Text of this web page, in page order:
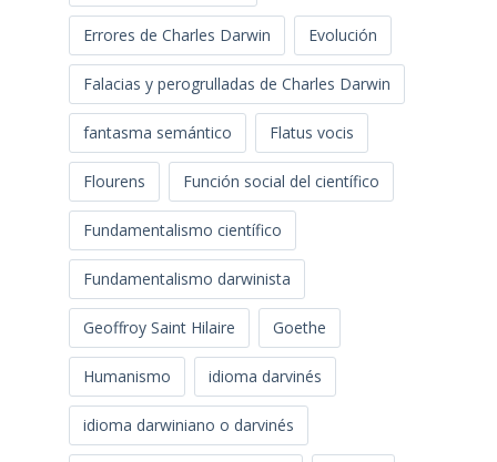
Errores de Charles Darwin Evolución
Falacias y perogrulladas de Charles Darwin
fantasma semántico Flatus vocis
Flourens Función social del científico
Fundamentalismo científico
Fundamentalismo darwinista
Geoffroy Saint Hilaire Goethe
Humanismo idioma darvinés
idioma darwiniano o darvinés